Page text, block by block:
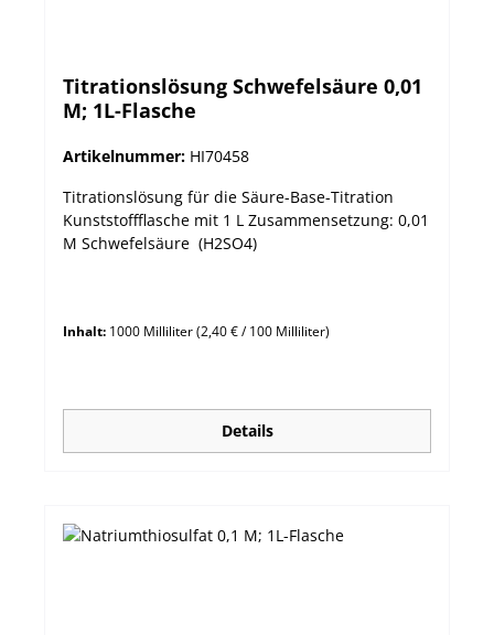
Titrationslösung Schwefelsäure 0,01
M; 1L-Flasche
Artikelnummer: HI70458
Titrationslösung für die Säure-Base-Titration
Kunststoffflasche mit 1 L Zusammensetzung: 0,01
M Schwefelsäure (H2SO4)
Inhalt: 1000 Milliliter(2,40 € / 100 Milliliter)
Details